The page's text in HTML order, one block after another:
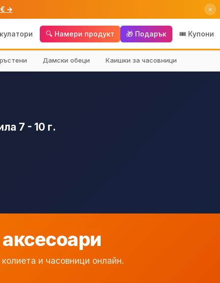
→ ×
🔍 Намери продукт 🎁 Подарък 🎟️ Купони
Дамски обеци Каишки за часовници
7 - 10 г.
и часовници онлайн.